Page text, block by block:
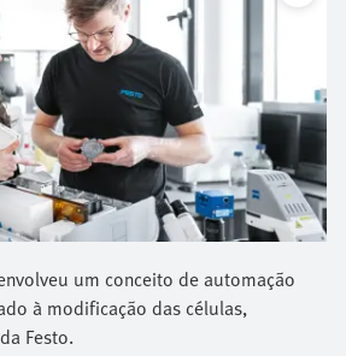
um conceito de automação
à modificação das células,
Festo.